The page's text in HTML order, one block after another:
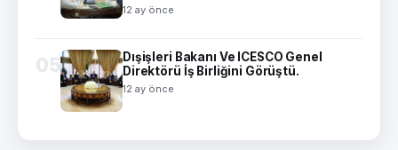
12 ay önce
05
Dışişleri Bakanı Ve ICESCO Genel
Direktörü İş Birliğini Görüştü.
12 ay önce